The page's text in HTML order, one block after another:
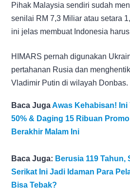
Pihak Malaysia sendiri sudah
senilai RM 7,3 Miliar atau setara
ini jelas membuat Indonesia
HIMARS pernah digunakan
pertahanan Rusia dan
Vladimir Putin di wilayah Donbas.
Baca JugaAwas Kehabisan!
50% & Daging 15 Ribuan
Berakhir Malam Ini
Baca Juga: Berusia 119 Tahun,
Serikat Ini Jadi Idaman Para
Bisa Tebak?